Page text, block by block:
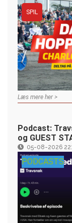
SPIL
Læs mere her >
Podcast:
og GUEST
05-08-2026
PODCASTS